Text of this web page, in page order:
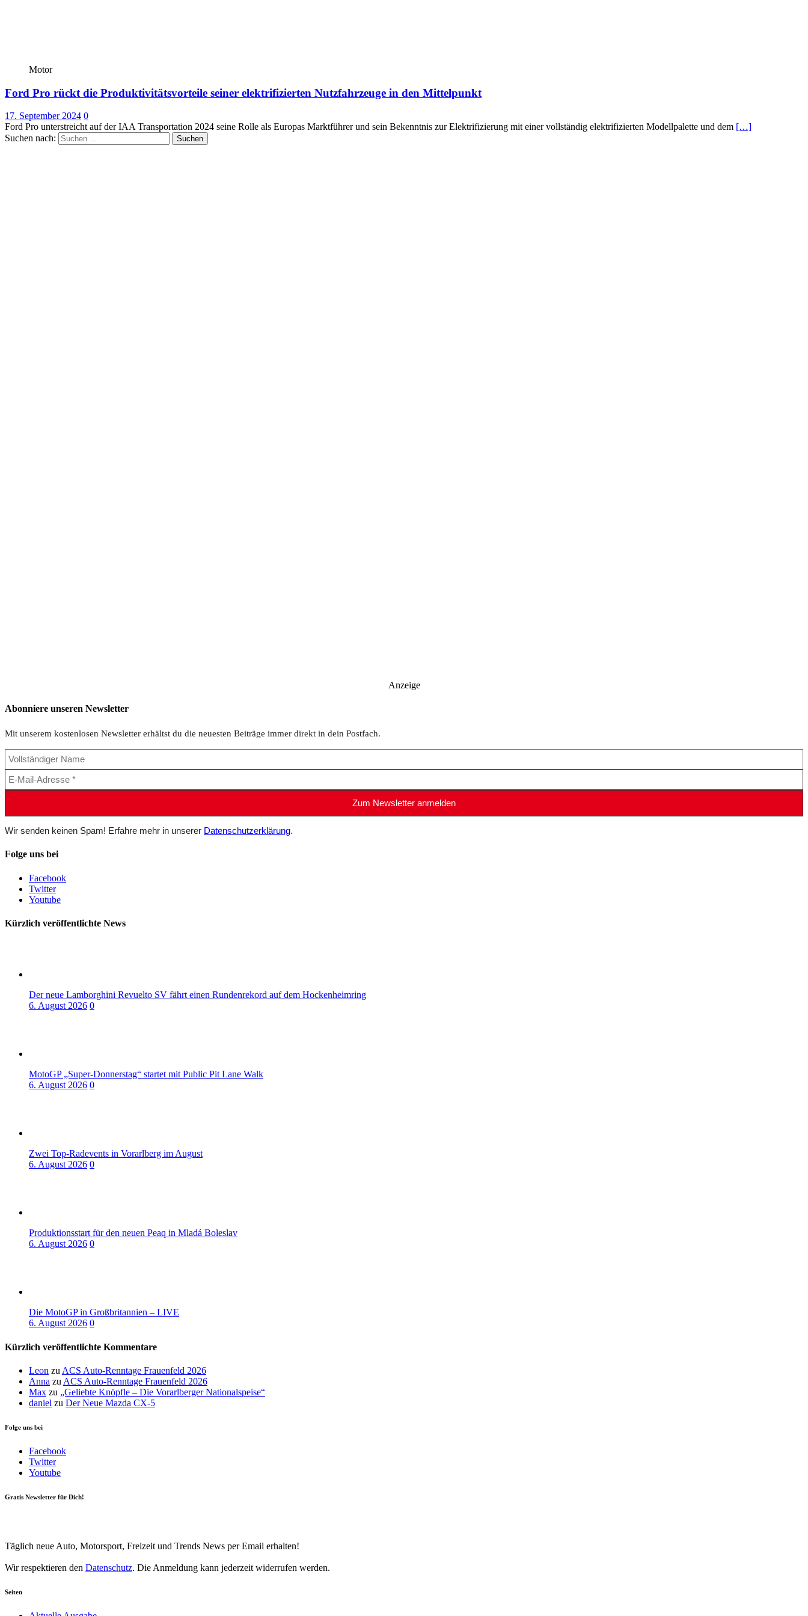
Motor
Ford Pro rückt die Produktivitätsvorteile seiner elektrifizierten Nutzfahrzeuge in den Mittelpunkt
17. September 2024 0
Ford Pro unterstreicht auf der IAA Transportation 2024 seine Rolle als Europas Marktführer und sein Bekenntnis zur Elektrifizierung mit einer vollständig elektrifizierten Modellpalette und dem […]
Suchen nach:
Anzeige
Abonniere unseren Newsletter
Mit unserem kostenlosen Newsletter erhältst du die neuesten Beiträge immer direkt in dein Postfach.
Wir senden keinen Spam! Erfahre mehr in unserer Datenschutzerklärung.
Folge uns bei
Facebook
Twitter
Youtube
Kürzlich veröffentlichte News
Der neue Lamborghini Revuelto SV fährt einen Rundenrekord auf dem Hockenheimring
6. August 2026 0
MotoGP „Super-Donnerstag“ startet mit Public Pit Lane Walk
6. August 2026 0
Zwei Top-Radevents in Vorarlberg im August
6. August 2026 0
Produktionsstart für den neuen Peaq in Mladá Boleslav
6. August 2026 0
Die MotoGP in Großbritannien – LIVE
6. August 2026 0
Kürzlich veröffentlichte Kommentare
Leon zu ACS Auto-Renntage Frauenfeld 2026
Anna zu ACS Auto-Renntage Frauenfeld 2026
Max zu „Geliebte Knöpfle – Die Vorarlberger Nationalspeise“
daniel zu Der Neue Mazda CX-5
Folge uns bei
Facebook
Twitter
Youtube
Gratis Newsletter für Dich!
Täglich neue Auto, Motorsport, Freizeit und Trends News per Email erhalten!
Wir respektieren den Datenschutz. Die Anmeldung kann jederzeit widerrufen werden.
Seiten